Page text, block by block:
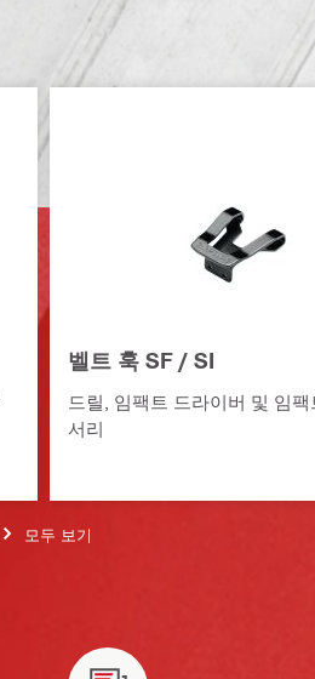
벨트 훅 SF / SI
드릴, 임팩트 드라이버 및 임팩
서리
모두 보기